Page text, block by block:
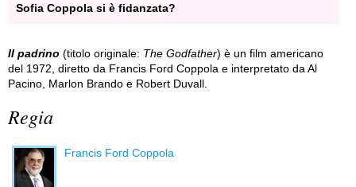
Sofia Coppola si è fidanzata?
Il padrino (titolo originale: The Godfather) è un film americano
del 1972, diretto da Francis Ford Coppola e interpretato da Al
Pacino, Marlon Brando e Robert Duvall.
Regia
Francis Ford Coppola